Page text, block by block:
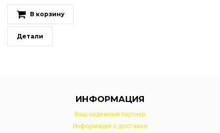
В корзину
Детали
ИНФОРМАЦИЯ
Ваш надежный партнер
Информация о доставке